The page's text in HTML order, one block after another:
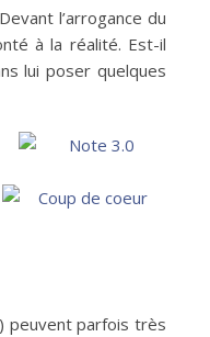
l’arrogance du
à la réalité. Est-il
lui poser quelques
peuvent parfois très